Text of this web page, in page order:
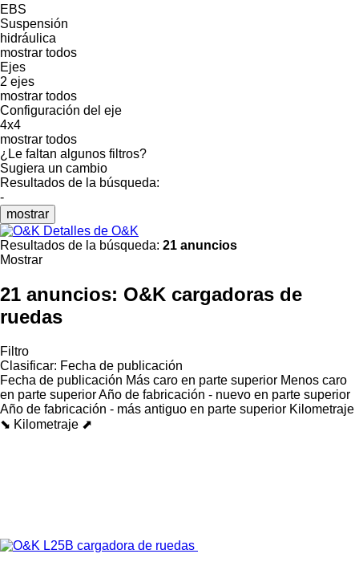
EBS
Suspensión
hidráulica
mostrar todos
Ejes
2 ejes
mostrar todos
Configuración del eje
4x4
mostrar todos
¿Le faltan algunos filtros?
Sugiera un cambio
Resultados de la búsqueda:
-
mostrar
Detalles de O&K
Resultados de la búsqueda: 21 anuncios
Mostrar
21 anuncios: O&K cargadoras de
ruedas
Filtro
Clasificar: Fecha de publicación
Fecha de publicación Más caro en parte superior Menos caro
en parte superiorAño de fabricación - nuevo en parte superior
Año de fabricación - más antiguo en parte superior Kilometraje
⬊ Kilometraje ⬈